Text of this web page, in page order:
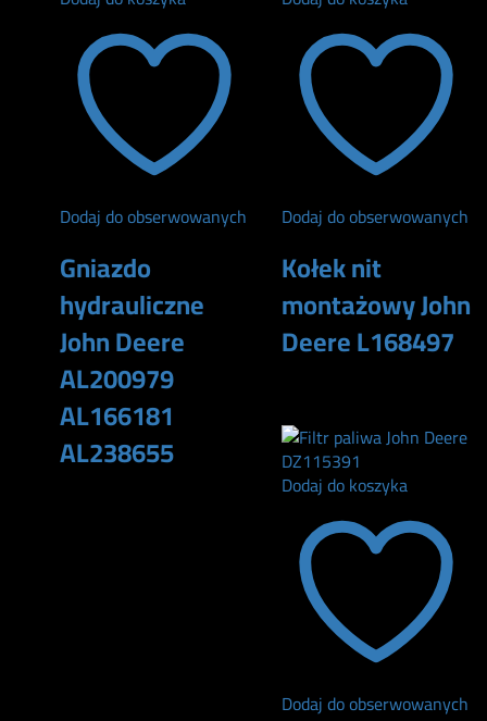
Dodaj do obserwowanych
Gniazdo
hydrauliczne
John Deere
AL200979
AL166181
AL238655
Dodaj do obserwowanych
Kołek nit
montażowy John
Deere L168497
Dodaj do koszyka
Dodaj do obserwowanych